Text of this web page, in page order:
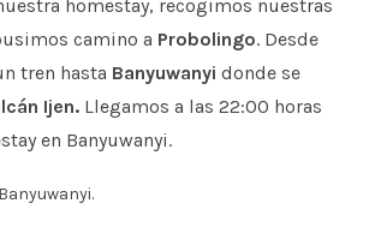
homestay, recogimos nuestras
camino a Probolingo. Desde
tren hasta Banyuwanyi donde se
Ijen. Llegamos a las 22:00 horas
en Banyuwanyi.